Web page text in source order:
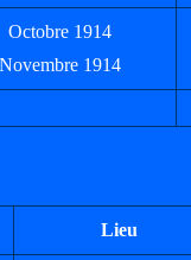
Octobre 1914
Novembre 1914
Lieu